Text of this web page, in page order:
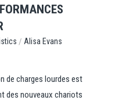
/ Alisa Evans
de charges lourdes est
des nouveaux chariots